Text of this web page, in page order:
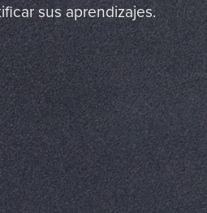
sus aprendizajes.